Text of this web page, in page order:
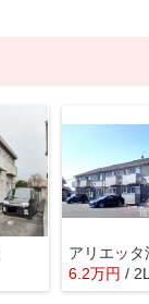
アリエッタ
6.2万円 /